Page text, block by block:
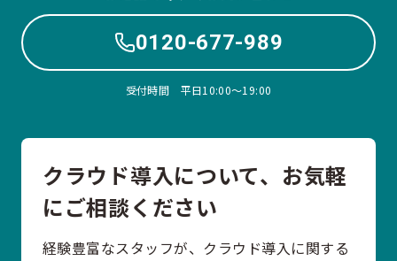
0120-677-989
受付時間 平日10:00〜19:00
クラウド導入について、お気軽
にご相談ください
経験豊富なスタッフが、クラウド導入に関する